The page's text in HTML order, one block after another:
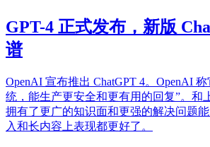
GPT-4 正式发布，新版
谱
OpenAI 宣布推出 ChatGPT 4。OpenAI
统，能生产更安全和更有用的回复”。和
拥有了更广的知识面和更强的解决问题
入和长内容上表现都更好了。